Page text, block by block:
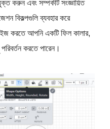
বিকল্পগুলি ব্যবহার করে
করতে আপনি একটি ফিল কালার,
করতে পারেন।